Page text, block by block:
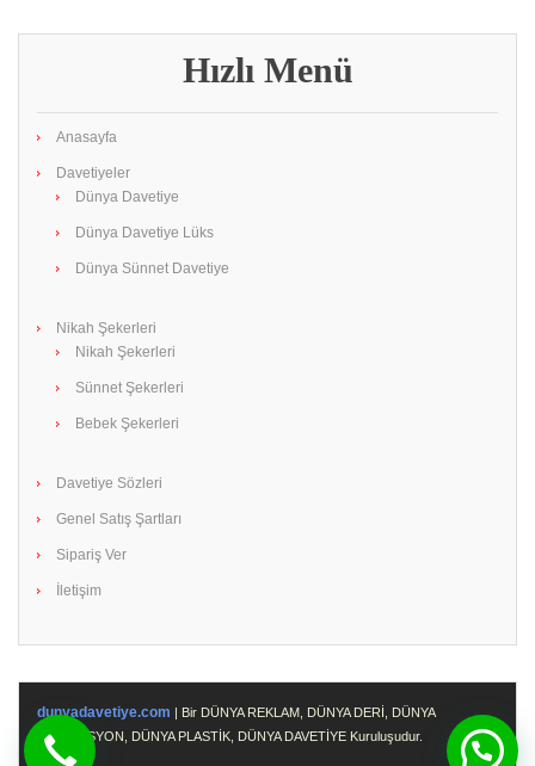
Hızlı Menü
Anasayfa
Davetiyeler
Dünya Davetiye
Dünya Davetiye Lüks
Dünya Sünnet Davetiye
Nikah Şekerleri
Nikah Şekerleri
Sünnet Şekerleri
Bebek Şekerleri
Davetiye Sözleri
Genel Satış Şartları
Sipariş Ver
İletişim
dunyadavetiye.com | Bir DÜNYA REKLAM, DÜNYA DERİ, DÜNYA
PROMOSYON, DÜNYA PLASTİK, DÜNYA DAVETİYE Kuruluşudur.